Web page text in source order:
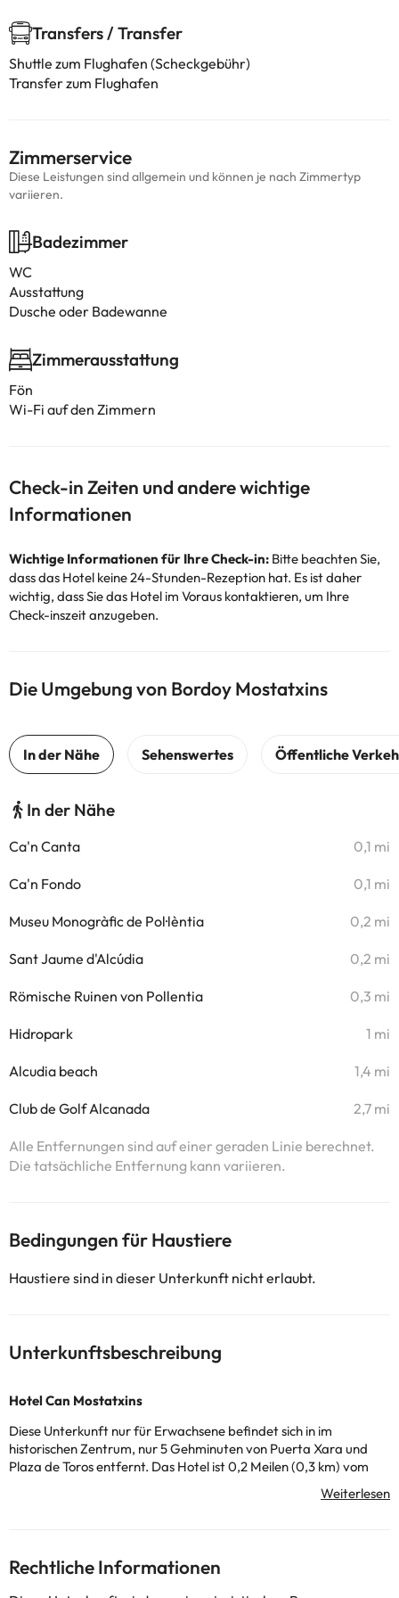
Transfers / Transfer
Shuttle zum Flughafen (Scheckgebühr)
Transfer zum Flughafen
Zimmerservice
Diese Leistungen sind allgemein und können je nach Zimmertyp
variieren.
Badezimmer
WC
Ausstattung
Dusche oder Badewanne
Zimmerausstattung
Fön
Wi-Fi auf den Zimmern
Check-in Zeiten und andere wichtige
Informationen
Wichtige Informationen für Ihre Check-in: Bitte beachten Sie,
dass das Hotel keine 24-Stunden-Rezeption hat. Es ist daher
wichtig, dass Sie das Hotel im Voraus kontaktieren, um Ihre
Check-inszeit anzugeben.
Die Umgebung von Bordoy Mostatxins
In der Nähe
Ca'n Canta 0,1 mi
Ca'n Fondo 0,1 mi
Museu Monogràfic de Pol·lèntia 0,2 mi
Sant Jaume d'Alcúdia 0,2 mi
Römische Ruinen von Pollentia 0,3 mi
Hidropark 1 mi
Alcudia beach 1,4 mi
Club de Golf Alcanada 2,7 mi
Alle Entfernungen sind auf einer geraden Linie berechnet.
Die tatsächliche Entfernung kann variieren.
Bedingungen für Haustiere
Haustiere sind in dieser Unterkunft nicht erlaubt.
Unterkunftsbeschreibung
Hotel Can Mostatxins
Diese Unterkunft nur für Erwachsene befindet sich in im
historischen Zentrum, nur 5 Gehminuten von Puerta Xara und
Plaza de Toros entfernt. Das Hotel ist 0,2 Meilen (0,3 km) vom
einigen Behandlungen oder Massagen entspannen können, oder
Rechtliche Informationen